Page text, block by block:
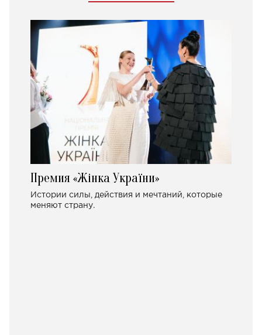
Премия «Жінка України»
Истории силы, действия и мечтаний, которые
меняют страну.